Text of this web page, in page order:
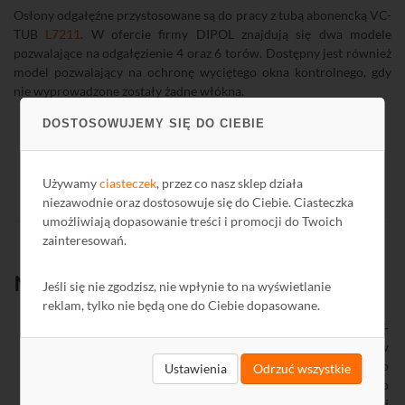
DOSTOSOWUJEMY SIĘ DO CIEBIE
Używamyciasteczek, przez co nasz sklep działa
niezawodnie oraz dostosowuje się do Ciebie. Ciasteczka
umożliwiają dopasowanie treści i promocji do Twoich
zainteresowań.
Jeśli się nie zgodzisz, nie wpłynie to na wyświetlanie
reklam, tylko nie będą one do Ciebie dopasowane.
Ustawienia Odrzuć wszystkie
Osłony odgałęźne przystosowane są do pracy z tubą abonencką VC-
TUB L7211 . W ofercie firmy DIPOL znajdują się dwa modele
pozwalające na odgałęzienie 4 oraz 6 torów. Dostępny jest również
model pozwalający na ochronę wyciętego okna kontrolnego, gdy
nie wyprowadzone zostały żadne włókna.
Nowości produktowe:
Kamera HD-TVI sufitowa Hikvision DS-2CE56D5T-
przeznaczona jest do zastosowania w
systemach monitoringu zbudowanych w oparciu o
rejestratory HD-CVI. Kamera generuje obraz o